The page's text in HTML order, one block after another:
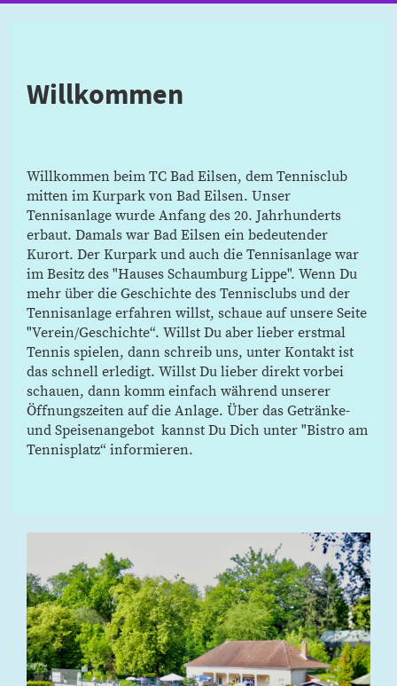
Willkommen
Willkommen beim TC Bad Eilsen, dem Tennisclub
mitten im Kurpark von Bad Eilsen. Unser
Tennisanlage wurde Anfang des 20. Jahrhunderts
erbaut. Damals war Bad Eilsen ein bedeutender
Kurort. Der Kurpark und auch die Tennisanlage war
im Besitz des "Hauses Schaumburg Lippe". Wenn Du
mehr über die Geschichte des Tennisclubs und der
Tennisanlage erfahren willst, schaue auf unsere Seite
"Verein/Geschichte“. Willst Du aber lieber erstmal
Tennis spielen, dann schreib uns, unter Kontakt ist
das schnell erledigt. Willst Du lieber direkt vorbei
schauen, dann komm einfach während unserer
Öffnungszeiten auf die Anlage. Über das Getränke-
und Speisenangebot kannst Du Dich unter "Bistro am
Tennisplatz“ informieren.